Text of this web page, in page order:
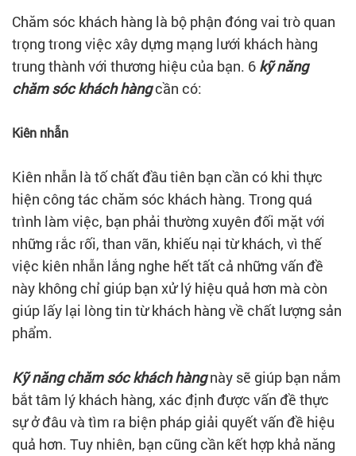
Chăm sóc khách hàng là bộ phận đóng vai trò quan
trọng trong việc xây dựng mạng lưới khách hàng
trung thành với thương hiệu của bạn. 6 kỹ năng
chăm sóc khách hàngcần có:
Kiên nhẫn
Kiên nhẫn là tố chất đầu tiên bạn cần có khi thực
hiện công tác chăm sóc khách hàng. Trong quá
trình làm việc, bạn phải thường xuyên đối mặt với
những rắc rối, than vãn, khiếu nại từ khách, vì thế
việc kiên nhẫn lắng nghe hết tất cả những vấn đề
này không chỉ giúp bạn xử lý hiệu quả hơn mà còn
giúp lấy lại lòng tin từ khách hàng về chất lượng sản
phẩm.
Kỹ năng chăm sóc khách hàngnày sẽ giúp bạn nắm
bắt tâm lý khách hàng, xác định được vấn đề thực
sự ở đâu và tìm ra biện pháp giải quyết vấn đề hiệu
quả hơn. Tuy nhiên, bạn cũng cần kết hợp khả năng